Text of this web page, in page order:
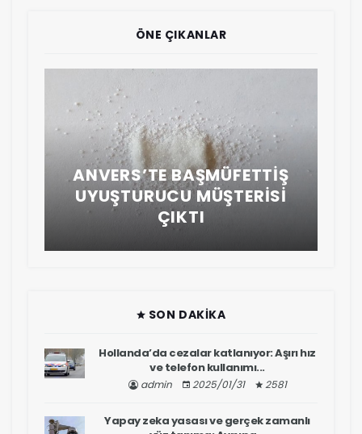
ÖNE ÇIKANLAR
ANVERS’TE BAŞMÜFETTIŞ
UYUŞTURUCU MÜŞTERISI
ÇIKTI
SON DAKIKA
Hollanda’da cezalar katlanıyor: Aşırı hız
ve telefon kullanımı...
admin 2025/01/31 2581
Yapay zeka yasası ve gerçek zamanlı